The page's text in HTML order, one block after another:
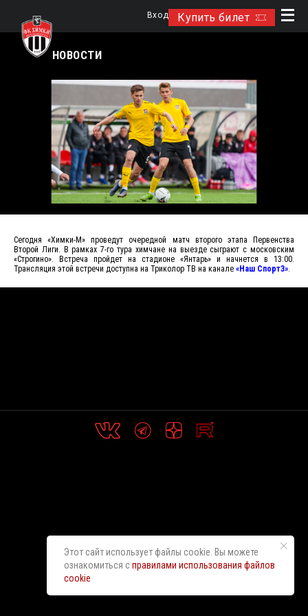
Купить билет
Вход
НОВОСТИ
Сегодня «Химки-М» проведут очередной матч второго этапа Первенства
Второй Лиги. В рамках 7-го тура химчане на выезде сыграют с московским
«Строгино». Встреча пройдет на стадионе «Янтарь» и начнется в 13:00.
Трансляция этой встречи доступна на Триколор ТВ на канале «Наш Спорт3».
Этот сайт использует файлы cookie. Вы можете
ознакомиться справилами использования файлов
cookie